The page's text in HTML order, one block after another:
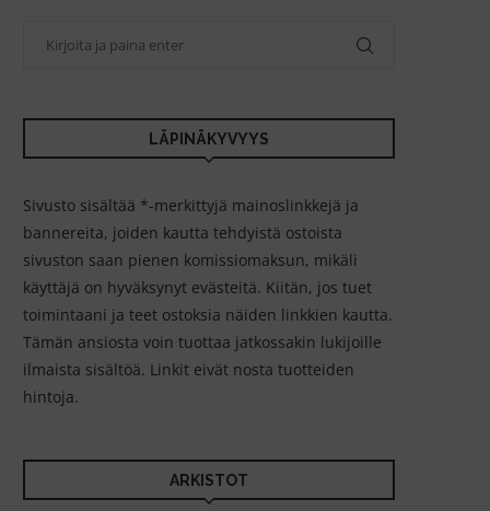
LÄPINÄKYVYYS
Sivusto sisältää *-merkittyjä mainoslinkkejä ja
bannereita, joiden kautta tehdyistä ostoista
sivuston saan pienen komissiomaksun, mikäli
käyttäjä on hyväksynyt evästeitä. Kiitän, jos tuet
toimintaani ja teet ostoksia näiden linkkien kautta.
Tämän ansiosta voin tuottaa jatkossakin lukijoille
ilmaista sisältöä. Linkit eivät nosta tuotteiden
hintoja.
ARKISTOT